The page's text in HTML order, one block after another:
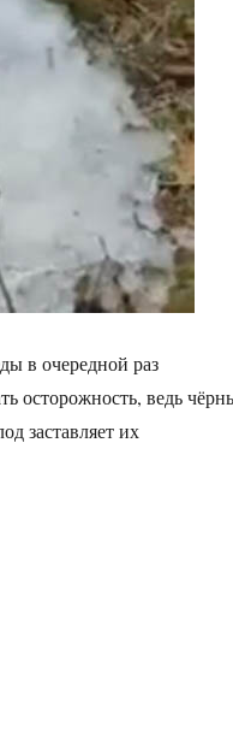
в очередной раз
осторожность, ведь
заставляет их